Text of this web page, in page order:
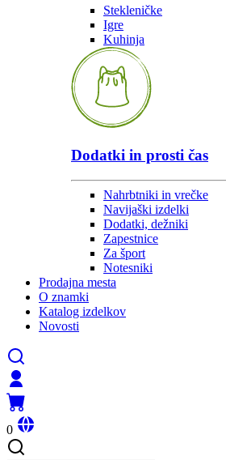
Stekleničke
Igre
Kuhinja
Dodatki in prosti čas
Nahrbtniki in vrečke
Navijaški izdelki
Dodatki, dežniki
Zapestnice
Za šport
Notesniki
Prodajna mesta
O znamki
Katalog izdelkov
Novosti
0